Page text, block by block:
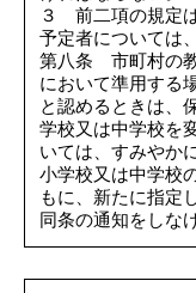
３ 前二項の規定
予定者については
第八条 市町村の
において準用する
と認めるときは、
学校又は中学校を
いては、すみやか
小学校又は中学校
もに、新たに指定
同条の通知をしな